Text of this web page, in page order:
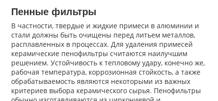
Пенные фильтры
В частности, твердые и жидкие примеси в алюминии и
стали должны быть очищены перед литьем металлов,
расплавленных в процессах. Для удаления примесей
керамические пенофильтры считаются наилучшим
решением. Устойчивость к тепловому удару, конечно же,
рабочая температура, коррозионная стойкость, а также
обрабатываемость являются некоторыми из важных
критериев выбора керамического сырья. Пенофильтры